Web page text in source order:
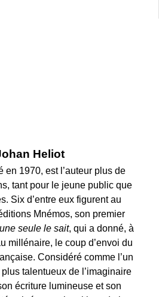
Heliot
en 1970, est l’auteur plus de
tant pour le jeune public que
Six d’entre eux figurent au
Mnémos, son premier
seule le sait, qui a donné, à
millénaire, le coup d’envoi du
Considéré comme l’un
talentueux de l’imaginaire
écriture lumineuse et son